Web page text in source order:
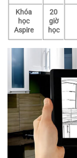
Khóa
học
Aspire
20
giờ
học